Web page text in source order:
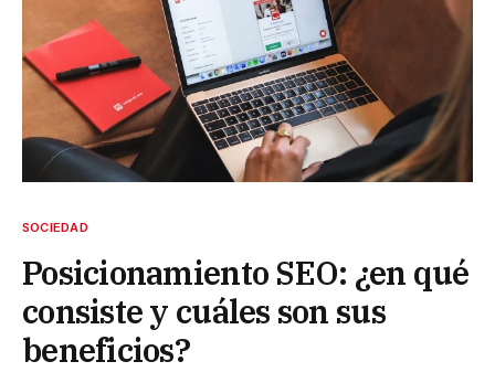
SOCIEDAD
Posicionamiento SEO: ¿en qué
consiste y cuáles son sus
beneficios?